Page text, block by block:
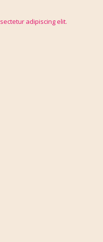
adipiscing elit.